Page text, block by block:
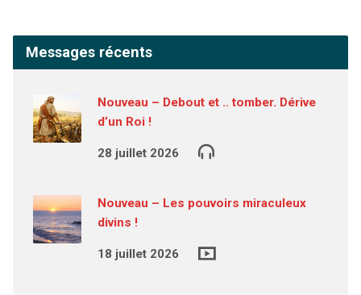
Messages récents
Nouveau – Debout et .. tomber. Dérive
d’un Roi !
28 juillet 2026
Nouveau – Les pouvoirs miraculeux
divins !
18 juillet 2026